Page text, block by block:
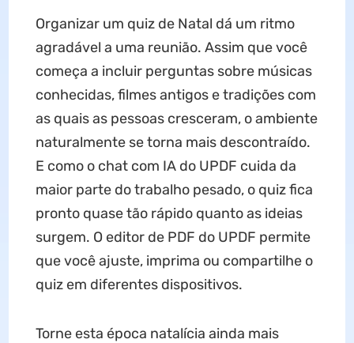
Organizar um quiz de Natal dá um ritmo
agradável a uma reunião. Assim que você
começa a incluir perguntas sobre músicas
conhecidas, filmes antigos e tradições com
as quais as pessoas cresceram, o ambiente
naturalmente se torna mais descontraído.
E como o chat com IA do UPDF cuida da
maior parte do trabalho pesado, o quiz fica
pronto quase tão rápido quanto as ideias
surgem. O editor de PDF do UPDF permite
que você ajuste, imprima ou compartilhe o
quiz em diferentes dispositivos.
Torne esta época natalícia ainda mais